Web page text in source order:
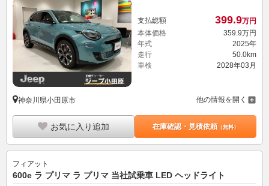
支払総額 399.9万円
本体価格
359.9万円
年式
2025年
走行
50.0km
車検
2028年03月
神奈川県小田原市 他の情報を開く
お気に入り追加 在庫確認・見積依頼（無料）
フィアット
600e ラ プリマ ラ プリマ 当社試乗車 LED ヘッドライト